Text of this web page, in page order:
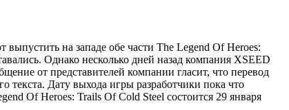
на западе обе части The Legend Of Heroes:
Однако несколько дней назад компания XSEED
от представителей компании гласит, что перевод
текста. Дату выхода игры разработчики пока что
Of Heroes: Trails Of Cold Steel состоится 29 января